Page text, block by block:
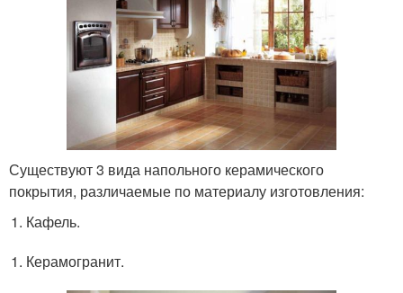
Существуют 3 вида напольного керамического
покрытия, различаемые по материалу изготовления:
Кафель.
Керамогранит.